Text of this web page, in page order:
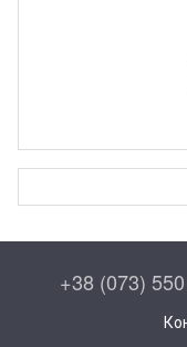
+38 (073)